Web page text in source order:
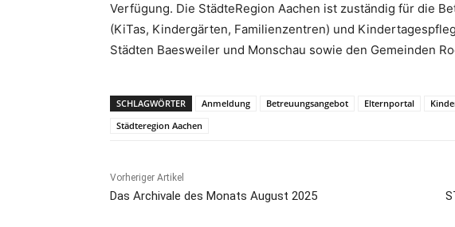
Verfügung. Die StädteRegion Aachen ist zuständig für die
(KiTas, Kindergärten, Familienzentren) und
Städten Baesweiler und Monschau sowie den Gemeinden
SCHLAGWÖRTER Anmeldung Betreuungsangebot Elternportal
Städteregion Aachen
Vorheriger Artikel
Das Archivale des Monats August 2025